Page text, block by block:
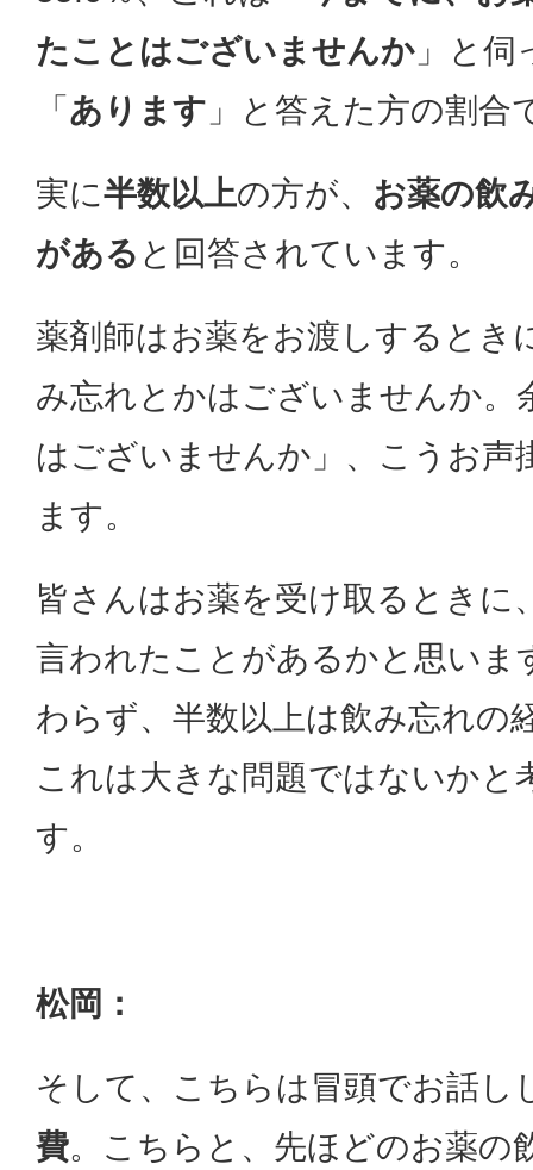
たことはございませんか 」と
「 あります 」と答えた方の割合
実に半数以上の方が、 お薬の飲
がある と回答されています。
薬剤師はお薬をお渡しするとき
み忘れとかはございませんか。
はございませんか」、こうお声
ます。
皆さんはお薬を受け取るときに
言われたことがあるかと思いま
わらず、半数以上は飲み忘れの
これは大きな問題ではないかと
す。
松岡：
そして、こちらは冒頭でお話し
費。こちらと、先ほどのお薬の